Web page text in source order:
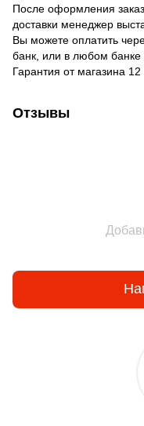
После оформления
доставки менеджер
Вы можете оплатить
банк, или в любом банке
Гарантия от магазина 12
Отзывы